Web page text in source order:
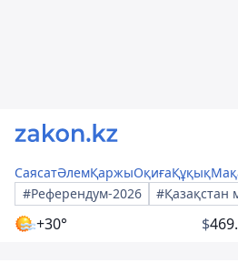
СаясатӘлемҚаржыОқиғаҚұқық
#Референдум-2026
+30° $